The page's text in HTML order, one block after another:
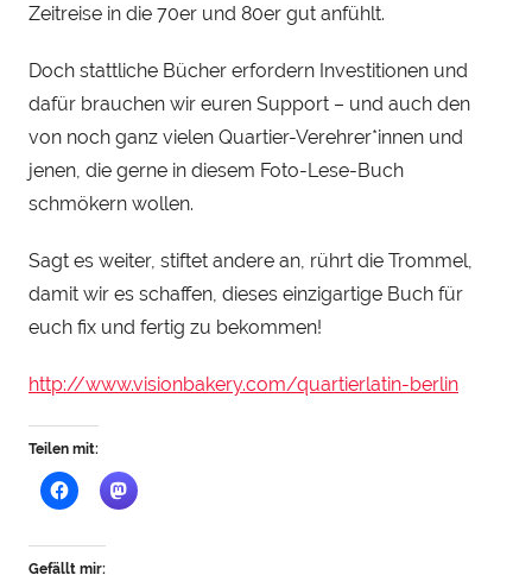
Zeitreise in die 70er und 80er gut anfühlt.
Doch stattliche Bücher erfordern Investitionen und
dafür brauchen wir euren Support – und auch den
von noch ganz vielen Quartier-Verehrer*innen und
jenen, die gerne in diesem Foto-Lese-Buch
schmökern wollen.
Sagt es weiter, stiftet andere an, rührt die Trommel,
damit wir es schaffen, dieses einzigartige Buch für
euch fix und fertig zu bekommen!
http://www.visionbakery.com/quartierlatin-berlin
Teilen mit:
Gefällt mir: